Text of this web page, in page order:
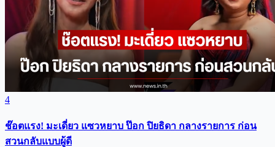
4
ช๊อตแรง! มะเดี่ยว แซวหยาบ ป๊อก ปิยธิดา กลางรายการ ก่อน
สวนกลับแบบผู้ดี